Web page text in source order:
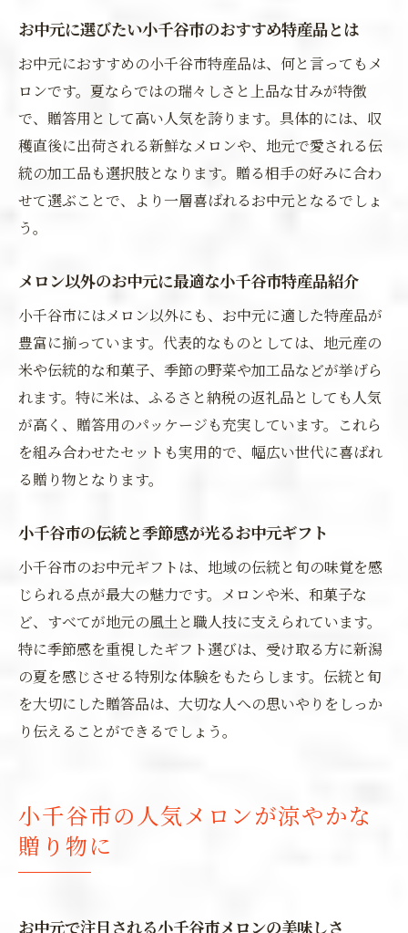
お中元に選びたい小千谷市のおすすめ特産品とは
お中元におすすめの小千谷市特産品は、何と言ってもメ
ロンです。夏ならではの瑞々しさと上品な甘みが特徴
で、贈答用として高い人気を誇ります。具体的には、収
穫直後に出荷される新鮮なメロンや、地元で愛される伝
統の加工品も選択肢となります。贈る相手の好みに合わ
せて選ぶことで、より一層喜ばれるお中元となるでしょ
う。
メロン以外のお中元に最適な小千谷市特産品紹介
小千谷市にはメロン以外にも、お中元に適した特産品が
豊富に揃っています。代表的なものとしては、地元産の
米や伝統的な和菓子、季節の野菜や加工品などが挙げら
れます。特に米は、ふるさと納税の返礼品としても人気
が高く、贈答用のパッケージも充実しています。これら
を組み合わせたセットも実用的で、幅広い世代に喜ばれ
る贈り物となります。
小千谷市の伝統と季節感が光るお中元ギフト
小千谷市のお中元ギフトは、地域の伝統と旬の味覚を感
じられる点が最大の魅力です。メロンや米、和菓子な
ど、すべてが地元の風土と職人技に支えられています。
特に季節感を重視したギフト選びは、受け取る方に新潟
の夏を感じさせる特別な体験をもたらします。伝統と旬
を大切にした贈答品は、大切な人への思いやりをしっか
り伝えることができるでしょう。
小千谷市の人気メロンが涼やかな
贈り物に
お中元で注目される小千谷市メロンの美味しさ